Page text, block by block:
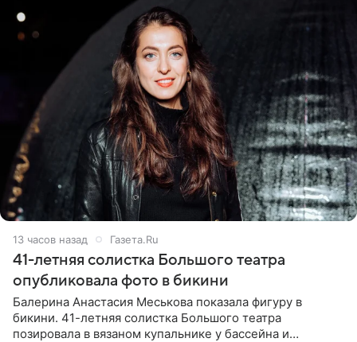
13 часов назад Газета.Ru
41-летняя солистка Большого театра
опубликовала фото в бикини
Балерина Анастасия Меськова показала фигуру в
бикини. 41-летняя солистка Большого театра
позировала в вязаном купальнике у бассейна и